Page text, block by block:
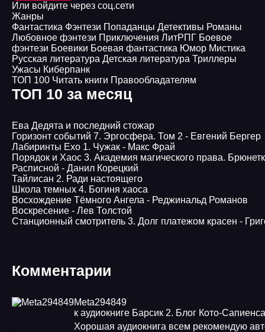
Или войдите через соц.сети
Жанры
Фантастика Фэнтези Попаданцы Детективы Романы
Любовное фэнтези Приключения ЛитРПГ Боевое
фэнтези Боевики Боевая фантастика Юмор Мистика
Русская литература Детская литература Триллеры
Ужасы Киберпанк
ТОП 100 Читать книги Правообладателям
ТОП 10 за месяц
Ева Дедята и последний стожар
Горизонт событий 7. Эргосфера. Том 2 - Евгений Бергер
Лабиринты Ехо 1. Чужак - Макс Фрай
Порядок и Хаос 3. Академия магического права.
Расписной - Данил Корецкий
Тайлисан 2. Ради настоящего
Школа темных 4. Богиня хаоса
Восхождение Тёмного Ангела - Реджинальд Романов
Воскресение - Лев Толстой
Станционный смотритель 3. Долг платежом красен -
Комментарии
Meta294849
к аудиокниге Барсик 2. Блог Кото-
Хорошая аудиокнига всем рекомендую